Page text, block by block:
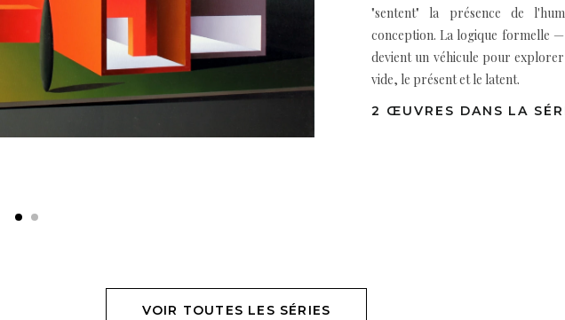
"sentent" la présence de
conception. La logique formelle
devient un véhicule pour
vide, le présent et le latent.
2 ŒUVRES DANS LA
VOIR TOUTES LES SÉRIES